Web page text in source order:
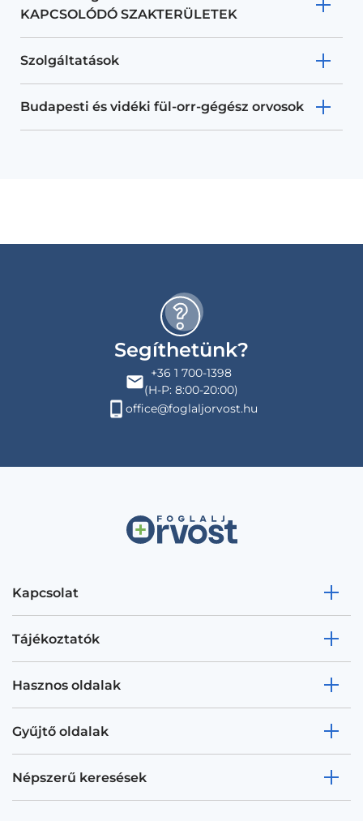
KAPCSOLÓDÓ SZAKTERÜLETEK
Szolgáltatások
Budapesti és vidéki fül-orr-gégész orvosok
Segíthetünk?
+36 1 700-1398
(H-P: 8:00-20:00)
office@foglaljorvost.hu
Kapcsolat
Tájékoztatók
Hasznos oldalak
Gyűjtő oldalak
Népszerű keresések